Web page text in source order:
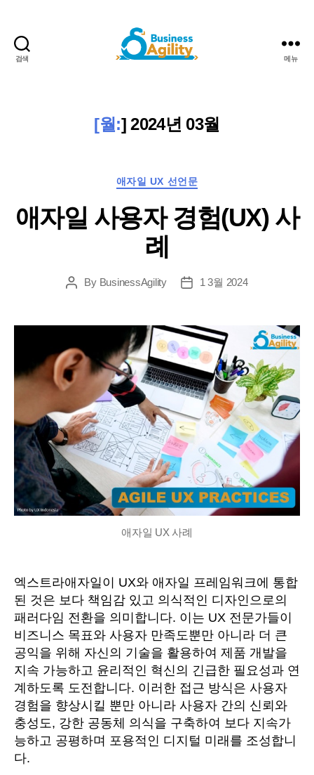
검색
스
민
+AI
메뉴
[월:]2024년 03월
카
고
리
애자일 UX 선언문
애자일 사용자 경험(UX) 사
례
게
작
성
자
By BusinessAgility
게
짜
1 3월 2024
애자일 UX 사례
엑스트라애자일이 UX와 애자일 프레임워크에 통합
된 것은 보다 책임감 있고 의식적인 디자인으로의
패러다임 전환을 의미합니다. 이는 UX 전문가들이
비즈니스 목표와 사용자 만족도뿐만 아니라 더 큰
공익을 위해 자신의 기술을 활용하여 제품 개발을
지속 가능하고 윤리적인 혁신의 긴급한 필요성과 연
계하도록 도전합니다. 이러한 접근 방식은 사용자
경험을 향상시킬 뿐만 아니라 사용자 간의 신뢰와
충성도, 강한 공동체 의식을 구축하여 보다 지속가
능하고 공평하며 포용적인 디지털 미래를 조성합니
다.